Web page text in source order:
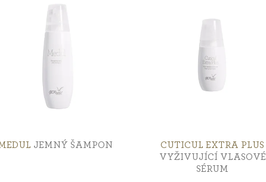
JEMNÝ ŠAMPON
CUTICUL EXTRA PLUS
VYŽIVUJÍCÍ VLASOVÉ
SÉRUM